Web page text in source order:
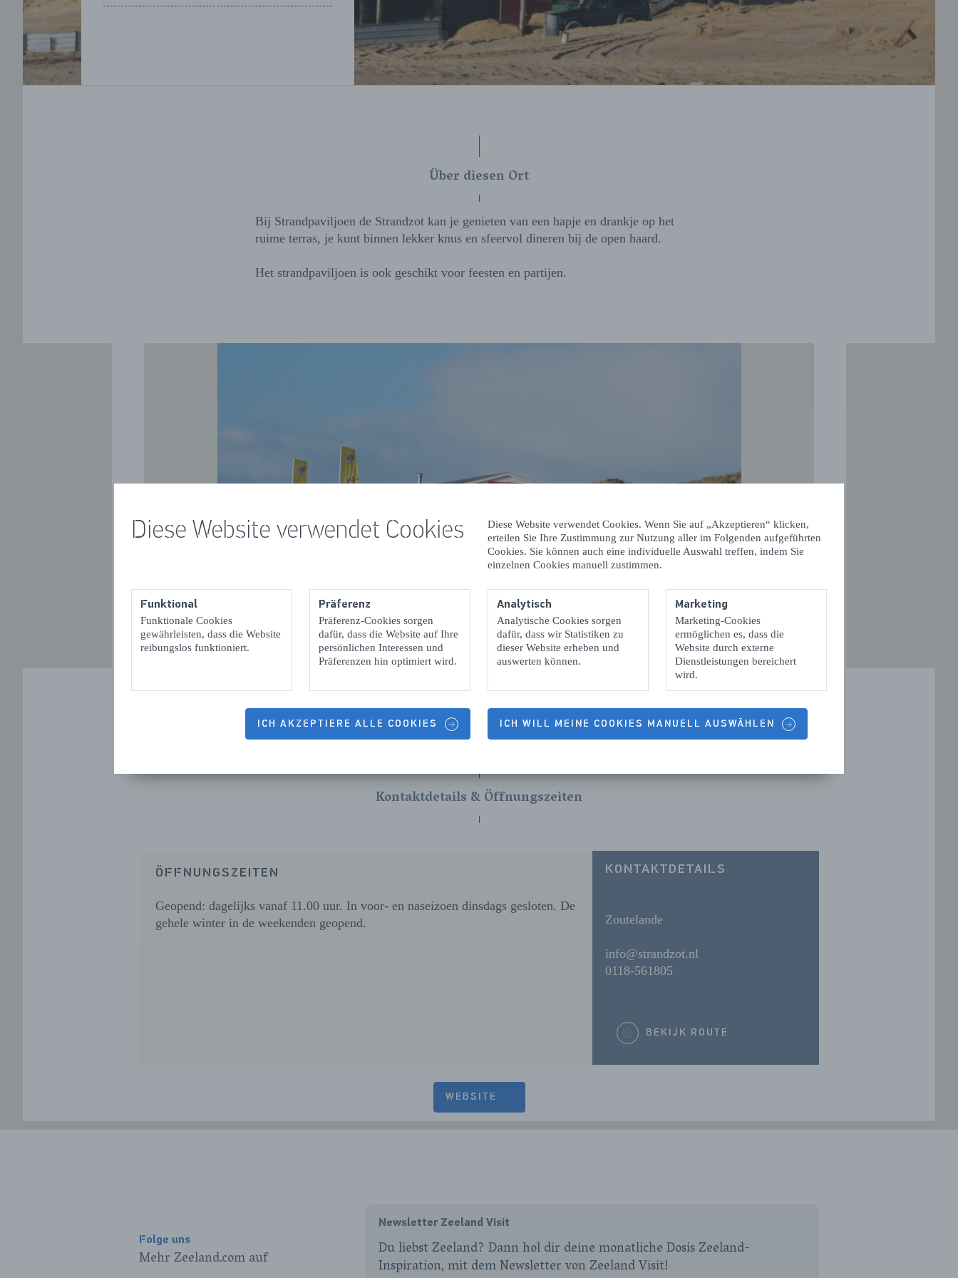
Diese Website verwendet Cookies
Diese Website verwendet Cookies. Wenn Sie auf „Akzeptieren“ klicken,
erteilen Sie Ihre Zustimmung zur Nutzung aller im Folgenden aufgeführten
Cookies. Sie können auch eine individuelle Auswahl treffen, indem Sie
einzelnen Cookies manuell zustimmen.
Funktional
Funktionale Cookies
gewährleisten, dass die Website
reibungslos funktioniert.
Präferenz
Präferenz-Cookies sorgen
dafür, dass die Website auf Ihre
persönlichen Interessen und
Präferenzen hin optimiert wird.
Analytisch
Analytische Cookies sorgen
dafür, dass wir Statistiken zu
dieser Website erheben und
auswerten können.
Marketing
Marketing-Cookies
ermöglichen es, dass die
Website durch externe
Dienstleistungen bereichert
wird.
ICH AKZEPTIERE ALLE COOKIES ICH WILL MEINE COOKIES MANUELL AUSWÄHLEN
Über diesen Ort
Bij Strandpaviljoen de Strandzot kan je genieten van een hapje en drankje op het
ruime terras, je kunt binnen lekker knus en sfeervol dineren bij de open haard.
Het strandpaviljoen is ook geschikt voor feesten en partijen.
VORIGE
Kontaktdetails & Öffnungszeiten
ÖFFNUNGSZEITEN
Geopend: dagelijks vanaf 11.00 uur. In voor- en naseizoen dinsdags gesloten. De
gehele winter in de weekenden geopend.
KONTAKTDETAILS
Zoutelande
info@strandzot.nl
0118-561805
BEKIJK ROUTE
WEBSITE
Folge uns
Mehr Zeeland.com auf
Newsletter Zeeland Visit
Du liebst Zeeland? Dann hol dir deine monatliche Dosis Zeeland-
Inspiration, mit dem Newsletter von Zeeland Visit!